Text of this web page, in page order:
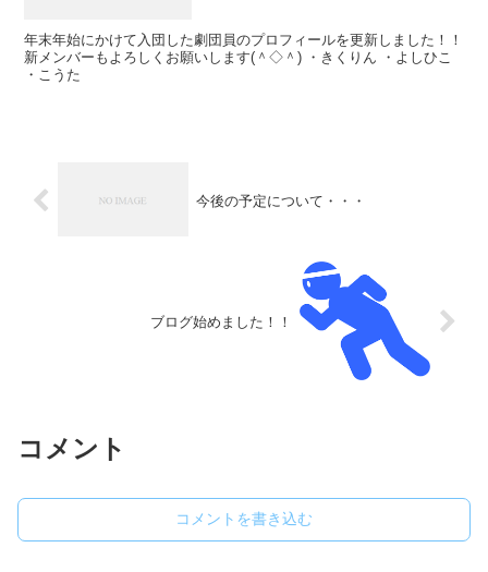
年末年始にかけて入団した劇団員のプロフィールを更新しました！！
新メンバーもよろしくお願いします(＾◇＾) ・きくりん ・よしひこ
・こうた
今後の予定について・・・
ブログ始めました！！
コメント
コメントを書き込む